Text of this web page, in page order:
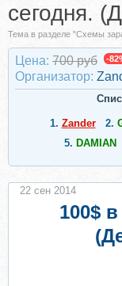
сегодня.
Тема в разделе "Схемы
Цена: 700 руб -
Организатор:
1. Zander 2.
5. DAMIAN
100$
22 сен 2014